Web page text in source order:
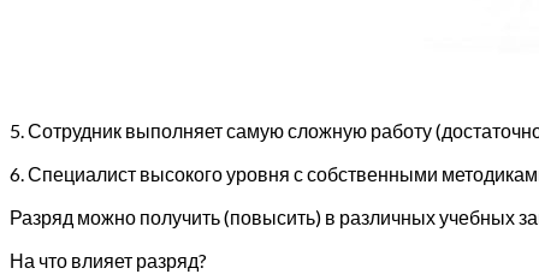
5. Сотрудник выполняет самую сложную работу
6. Специалист высокого уровня с собственными
Разряд можно получить (повысить) в различных учебных
На что влияет разряд?